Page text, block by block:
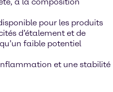
pour les produits
d’étalement et de
faible potentiel
et une stabilité